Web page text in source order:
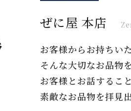
ぜに屋 本店
お客様からお持ちい
そんな大切なお品物
お客様とお話するこ
素敵なお品物を拝見